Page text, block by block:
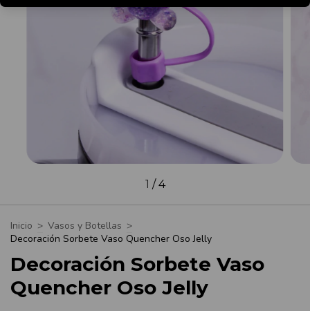
1 /4
Inicio > Vasos y Botellas >
Decoración Sorbete Vaso Quencher Oso Jelly
Decoración Sorbete Vaso
Quencher Oso Jelly